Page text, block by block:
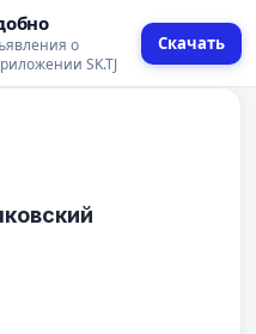
о
SK.TJ
Скачать
12 фото